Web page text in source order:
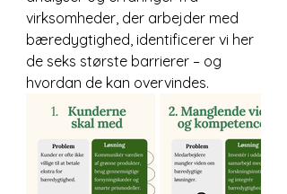
virksomheder, der arbejder med
bæredygtighed, identificerer vi her
de seks største barrierer – og
hvordan de kan overvindes.